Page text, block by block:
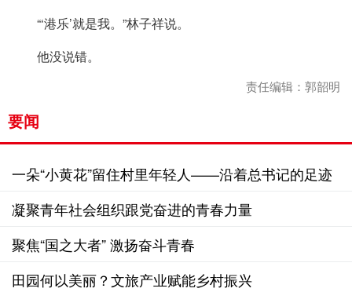
“‘港乐’就是我。”林子祥说。
他没说错。
责任编辑：郭韶明
要闻
一朵“小黄花”留住村里年轻人——沿着总书记的足迹
之山西篇
凝聚青年社会组织跟党奋进的青春力量
聚焦“国之大者” 激扬奋斗青春
田园何以美丽？文旅产业赋能乡村振兴